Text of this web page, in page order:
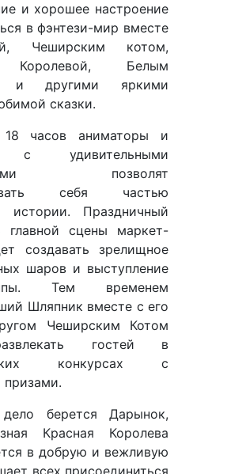
и хорошее настроение
в фэнтези-мир вместе
Чеширским котом,
Королевой, Белым
и другими яркими
сказки.
часов аниматоры и
с удивительными
позволят
себя частью
истории. Праздничный
главной сцены маркет-
создавать зрелищное
шаров и выступление
Тем временем
Шляпник вместе с его
Чеширским Котом
гостей в
конкурсах с
призами.
берется Дарынок,
Красная Королева
в добрую и вежливую